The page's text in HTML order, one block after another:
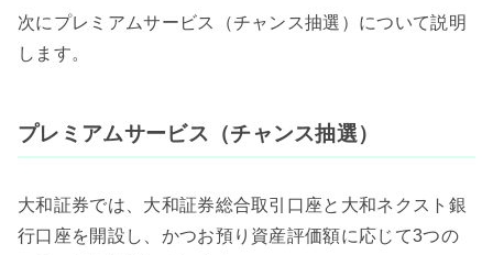
次にプレミアムサービス（チャンス抽選）について説明
します。
プレミアムサービス（チャンス抽選）
大和証券では、大和証券総合取引口座と大和ネクスト銀
行口座を開設し、かつお預り資産評価額に応じて3つの